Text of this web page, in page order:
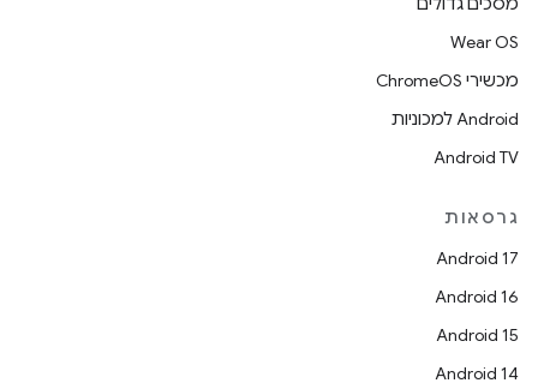
Wear OS
מכשירי ChromeOS
Android למכוניות
Android TV
גרסאות
Android 17
Android 16
Android 15
Android 14